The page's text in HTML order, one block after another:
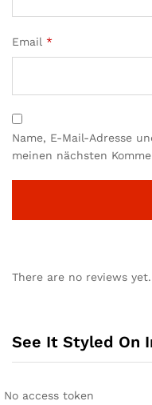
Email *
Name, E-Mail-Adresse
meinen nächsten
There are no reviews yet.
See It Styled On
No access token